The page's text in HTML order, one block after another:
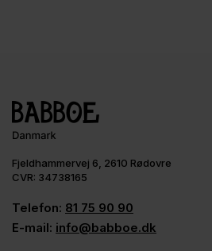
Fjeldhammervej 6, 2610 Rødovre
CVR: 34738165
Telefon: 81 75 90 90
E-mail: info@babboe.dk